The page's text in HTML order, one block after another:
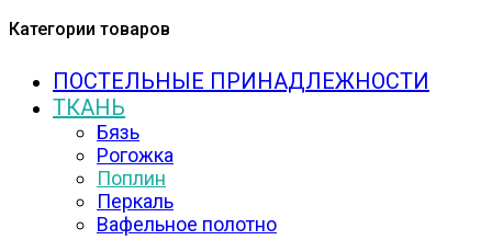
Категории товаров
ПОСТЕЛЬНЫЕ ПРИНАДЛЕЖНОСТИ
ТКАНЬ
Бязь
Рогожка
Поплин
Перкаль
Вафельное полотно